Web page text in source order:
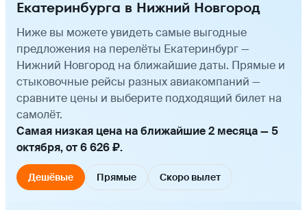
Екатеринбурга в Нижний Новгород
Ниже вы можете увидеть самые выгодные
предложения на перелёты Екатеринбург —
Нижний Новгород на ближайшие даты. Прямые и
стыковочные рейсы разных авиакомпаний —
сравните цены и выберите подходящий билет на
самолёт.
Самая низкая цена на ближайшие 2 месяца — 5
октября, от 6 626 ₽.
Дешёвые Прямые Скоро вылет